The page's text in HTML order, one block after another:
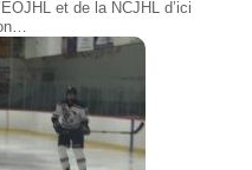
et de la NCJHL d’ici